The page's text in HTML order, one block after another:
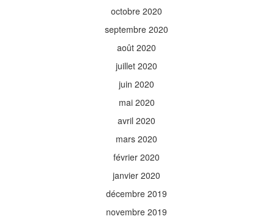
octobre 2020
septembre 2020
août 2020
juillet 2020
juin 2020
mai 2020
avril 2020
mars 2020
février 2020
janvier 2020
décembre 2019
novembre 2019